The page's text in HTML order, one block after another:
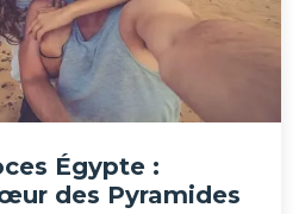
Égypte :
des Pyramides